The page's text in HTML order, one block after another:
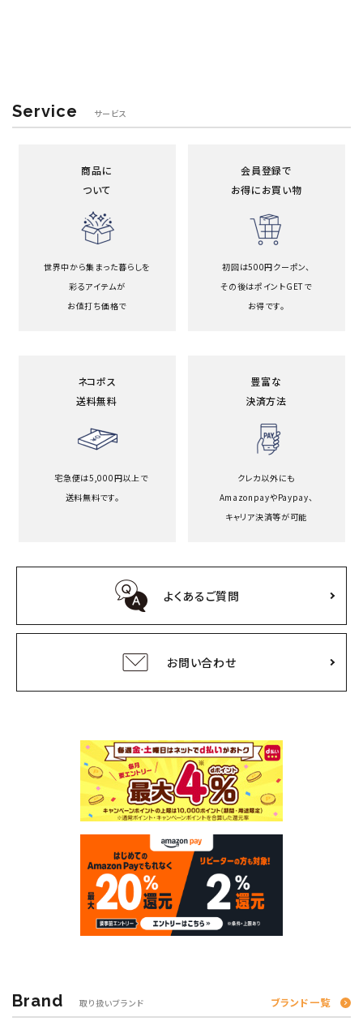
Service サービス
商品に
ついて
世界中から集まった暮らしを
彩るアイテムが
お値打ち価格で
会員登録で
お得にお買い物
初回は500円クーポン、
その後はポイントGETで
お得です。
ネコポス
送料無料
宅急便は5,000円以上で
送料無料です。
豊富な
決済方法
クレカ以外にも
AmazonpayやPaypay、
キャリア決済等が可能
よくあるご質問
お問い合わせ
Brand 取り扱いブランド ブランド一覧